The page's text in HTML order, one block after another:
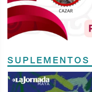
SUPLEMENTOS